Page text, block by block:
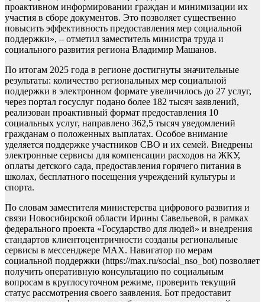
проактивном информировании граждан и минимизации их
участия в сборе документов. Это позволяет существенно
повысить эффективность предоставления мер социальной
поддержки», – отметил заместитель министра труда и
социального развития региона Владимир Машанов.
По итогам 2025 года в регионе достигнуты значительные
результаты: количество региональных мер социальной
поддержки в электронном формате увеличилось до 27 услуг,
через портал госуслуг подано более 182 тысяч заявлений,
реализован проактивный формат предоставления 10
социальных услуг, направлено 362,5 тысяч уведомлений
гражданам о положенных выплатах. Особое внимание
уделяется поддержке участников СВО и их семей. Внедрены
электронные сервисы для компенсации расходов на ЖКУ,
оплаты детского сада, предоставления горячего питания в
школах, бесплатного посещения учреждений культуры и
спорта.
По словам заместителя министерства цифрового развития и
связи Новосибирской области Ирины Савельевой, в рамках
федерального проекта «Государство для людей» и внедрения
стандартов клиентоцентричности созданы региональные
сервисы в мессенджере MAX. Навигатор по мерам
социальной поддержки (https://max.ru/social_nso_bot) позволяет
получить оперативную консультацию по социальным
вопросам в круглосуточном режиме, проверить текущий
статус рассмотрения своего заявления. Бот предоставит